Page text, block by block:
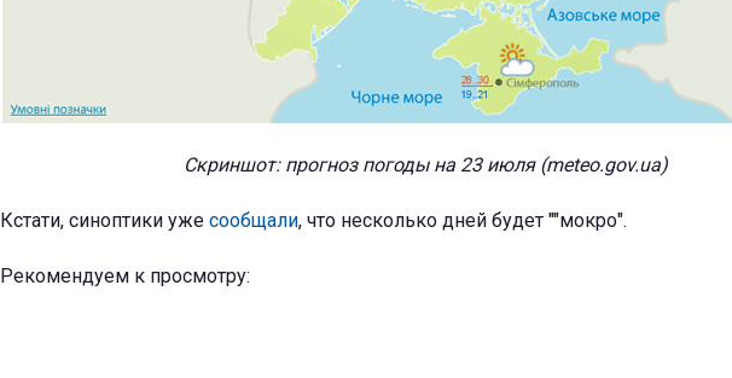
Скриншот: прогноз погоды на 23 июля (meteo.gov.ua)
Кстати, синоптики уже сообщали, что несколько дней будет ""мокро".
Рекомендуем к просмотру: